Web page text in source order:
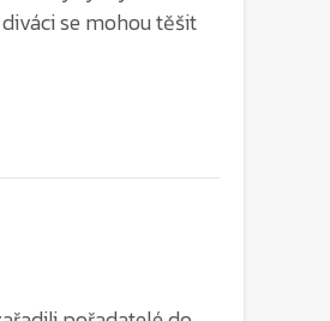
pořadatelé do
Závod odstartoval v